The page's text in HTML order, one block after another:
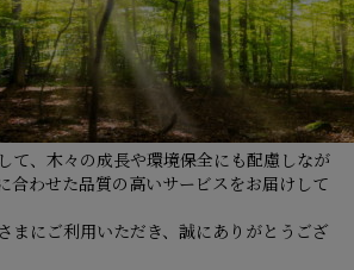
て、木々の成長や環境保全にも配慮しなが
合わせた品質の高いサービスをお届けして
まにご利用いただき、誠にありがとうござ